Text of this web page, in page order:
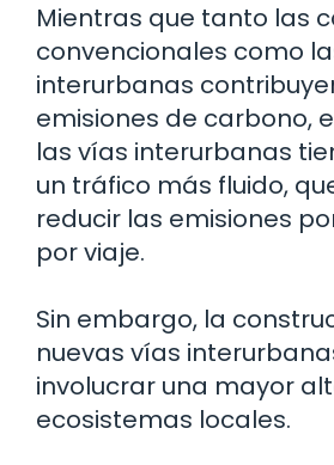
Mientras que tanto las
convencionales como
interurbanas
emisiones de carbono,
las vías interurbanas
un tráfico más fluido,
reducir las emisiones
por viaje.
Sin embargo, la
nuevas vías
involucrar una mayor
ecosistemas locales.